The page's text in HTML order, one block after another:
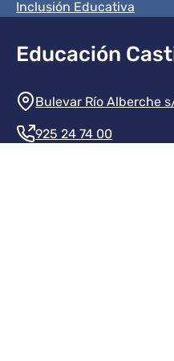
Inclusión Educativa
Educación
Información de la
Bulevar Río Alberche
925 24 74 00